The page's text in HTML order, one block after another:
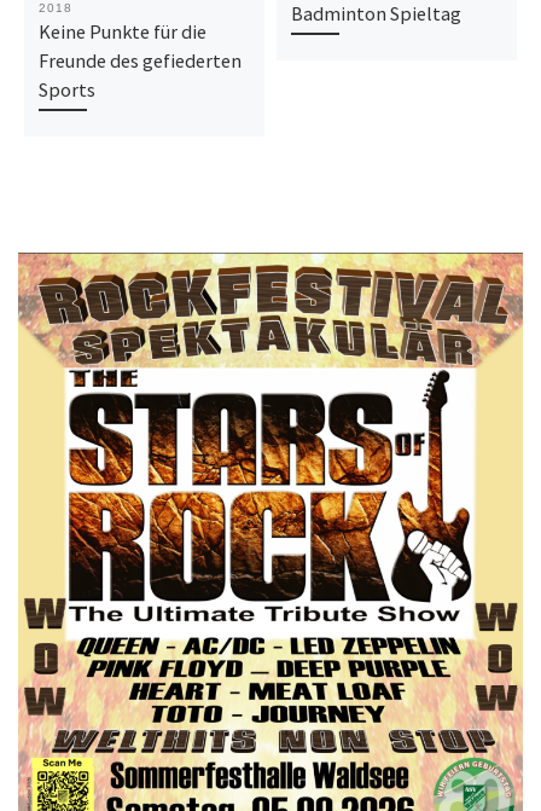
2018
Keine Punkte für die
Freunde des gefiederten
Sports
Badminton Spieltag